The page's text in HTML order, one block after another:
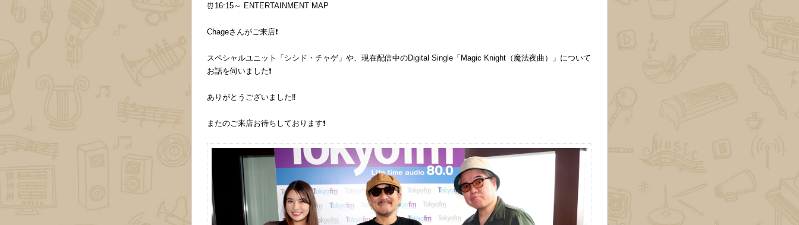
⏰16:15～ ENTERTAINMENT MAP
Chageさんがご来店❗️
スペシャルユニット「シシド・チャゲ」や、現在配信中のDigital Single「Magic Knight（魔法夜曲）」について
お話を伺いました❗️
ありがとうございました‼️
またのご来店お待ちしております❗️